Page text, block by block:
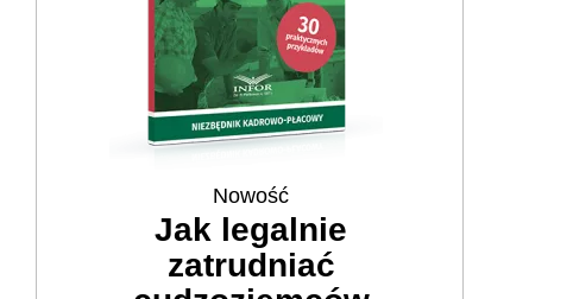
Nowość
Jak legalnie
zatrudniać